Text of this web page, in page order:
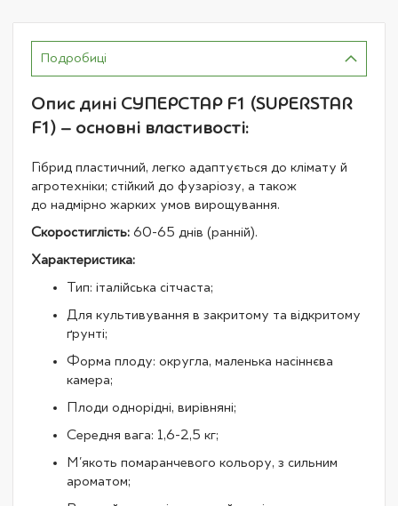
Подробиці
Опис дині СУПЕРСТАР F1 (SUPERSTAR
F1) – основні властивості:
Гібрид пластичний, легко адаптується до клімату й
агротехніки; стійкий до фузаріозу, а також
до надмірно жарких умов вирощування.
Скоростиглість: 60-65 днів (ранній).
Характеристика:
Тип: італійська сітчаста;
Для культивування в закритому та відкритому
ґрунті;
Форма плоду: округла, маленька насіннєва
камера;
Плоди однорідні, вирівняні;
Середня вага: 1,6-2,5 кг;
М'якоть помаранчевого кольору, з сильним
ароматом;